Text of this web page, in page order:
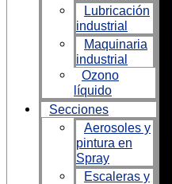
Lubricación
industrial
Maquinaria
industrial
Ozono
líquido
Secciones
Aerosoles y
pintura en
Spray
Escaleras y